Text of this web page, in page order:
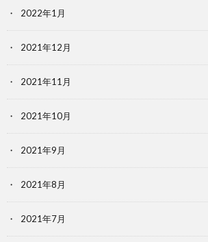
2022年1月
2021年12月
2021年11月
2021年10月
2021年9月
2021年8月
2021年7月